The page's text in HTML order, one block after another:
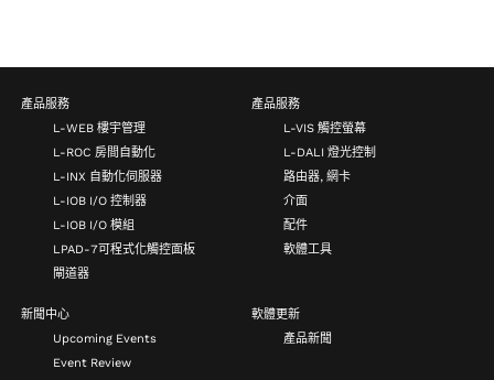
產品服務
L-WEB 樓宇管理
L-ROC 房間自動化
L-INX 自動化伺服器
L-IOB I/O 控制器
L-IOB I/O 模組
LPAD-7可程式化觸控面板
閘道器
產品服務
L-VIS 觸控螢幕
L-DALI 燈光控制
路由器, 網卡
介面
配件
軟體工具
新聞中心
Upcoming Events
Event Review
軟體更新
產品新聞